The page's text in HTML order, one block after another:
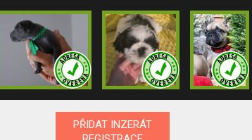
PŘIDAT INZERÁT